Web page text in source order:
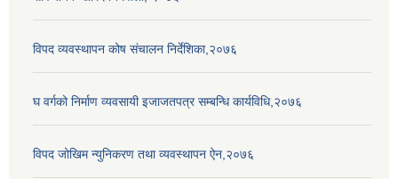
विपद व्यवस्थापन कोष संचालन निर्देशिका,२०७६
घ वर्गको निर्माण व्यवसायी इजाजतपत्र सम्बन्धि कार्यविधि,२०७६
विपद जोखिम न्युनिकरण तथा व्यवस्थापन ऐन,२०७६